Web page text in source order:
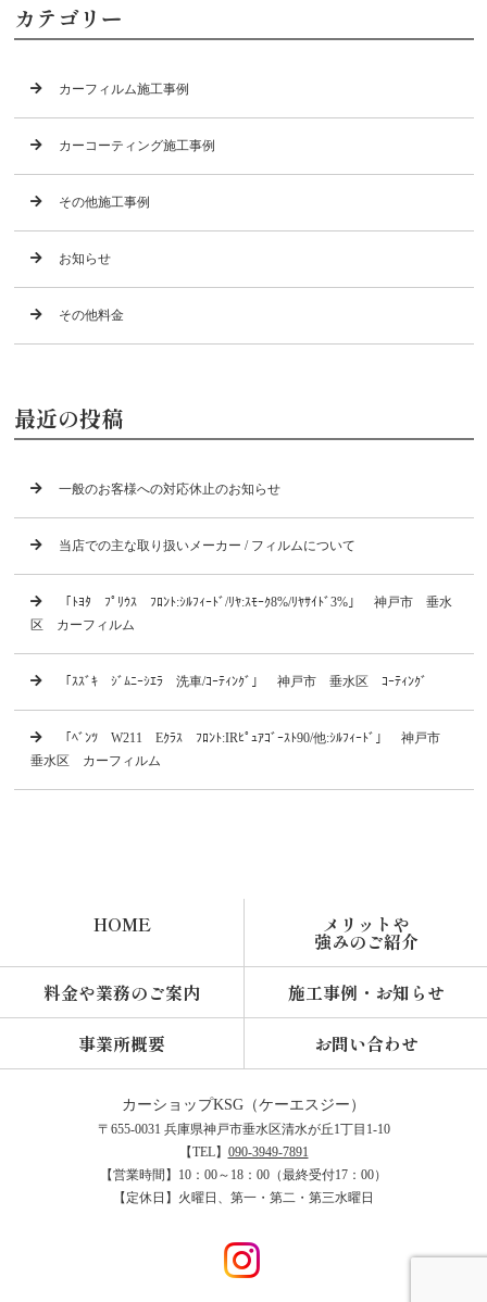
カテゴリー
カーフィルム施工事例
カーコーティング施工事例
その他施工事例
お知らせ
その他料金
最近の投稿
一般のお客様への対応休止のお知らせ
当店での主な取り扱いメーカー / フィルムについて
「ﾄﾖﾀ ﾌﾟﾘｳｽ ﾌﾛﾝﾄ:ｼﾙﾌｨｰﾄﾞ/ﾘﾔ:ｽﾓｰｸ8%/ﾘﾔｻｲﾄﾞ3%」 神戸市 垂水
区 カーフィルム
「ｽｽﾞｷ ｼﾞﾑﾆｰｼｴﾗ 洗車/ｺｰﾃｨﾝｸﾞ」 神戸市 垂水区 ｺｰﾃｨﾝｸﾞ
「ﾍﾞﾝﾂ W211 Eｸﾗｽ ﾌﾛﾝﾄ:IRﾋﾟｭｱｺﾞｰｽﾄ90/他:ｼﾙﾌｨｰﾄﾞ」 神戸市
垂水区 カーフィルム
HOME メリットや
強みのご紹介
料金や業務のご案内
施工事例・お知らせ
事業所概要
お問い合わせ
カーショップKSG
〒655-0031 兵庫県神戸市垂水区清水が丘1丁目1-10
【TEL】 090-3949-7891
【営業時間】10：00～18：00（最終受付17：00）
【定休日】火曜日、第一・第二・第三水曜日